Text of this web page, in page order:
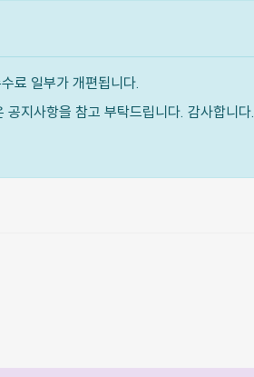
료 일부가 개편됩니다.
지사항을 참고 부탁드립니다. 감사합니다.